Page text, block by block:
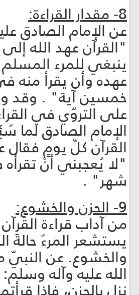
8- مقدار القراءة:
عن الإمام الصادق
"القرآن عهد الله
ينبغي للمرء
عهده وأن يقرأ منه
خمسين آية" . وقد
على التروّي في
الإمام الصادق لما
القرآن كلّ يومٍ فقال
"لا يُعجبني أنْ
شهر" .
9- الحزن والخشوع:
من آداب قراءة
يستشعر المرءُ حالةَ
والخشوع. عن
الله عليه وآله